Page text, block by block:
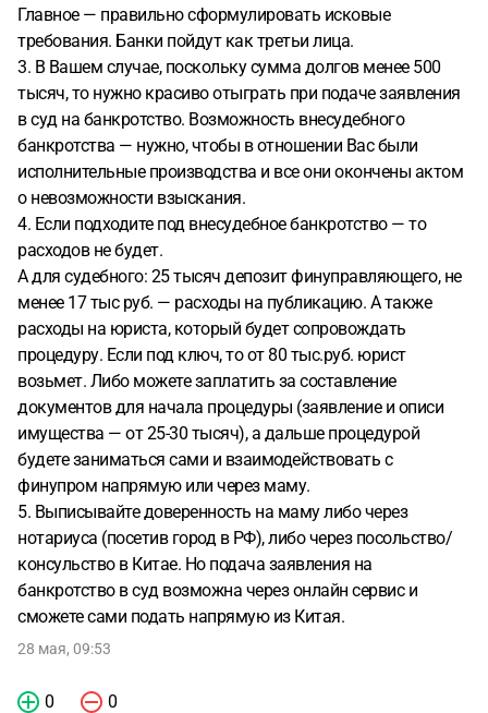
Главное — правильно сформулировать исковые
требования. Банки пойдут как третьи лица.
3. В Вашем случае, поскольку сумма долгов менее 500
тысяч, то нужно красиво отыграть при подаче заявления
в суд на банкротство. Возможность внесудебного
банкротства — нужно, чтобы в отношении Вас были
исполнительные производства и все они окончены актом
о невозможности взыскания.
4. Если подходите под внесудебное банкротство — то
расходов не будет.
А для судебного: 25 тысяч депозит финуправляющего, не
менее 17 тыс руб. — расходы на публикацию. А также
расходы на юриста, который будет сопровождать
процедуру. Если под ключ, то от 80 тыс.руб. юрист
возьмет. Либо можете заплатить за составление
документов для начала процедуры (заявление и описи
имущества — от 25-30 тысяч), а дальше процедурой
будете заниматься сами и взаимодействовать с
финупром напрямую или через маму.
5. Выписывайте доверенность на маму либо через
нотариуса (посетив город в РФ), либо через посольство/
консульство в Китае. Но подача заявления на
банкротство в суд возможна через онлайн сервис и
сможете сами подать напрямую из Китая.
28 мая, 09:53
0 0